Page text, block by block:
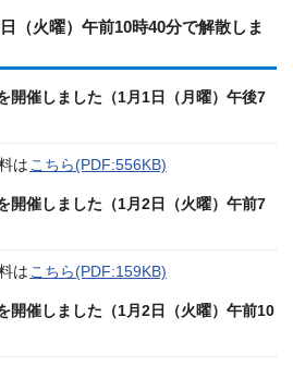
（火曜）午前10時40分で解散しま
開催しました（1月1日（月曜）午後7
は こちら(PDF:556KB)
開催しました（1月2日（火曜）午前7
は こちら(PDF:159KB)
開催しました（1月2日（火曜）午前10